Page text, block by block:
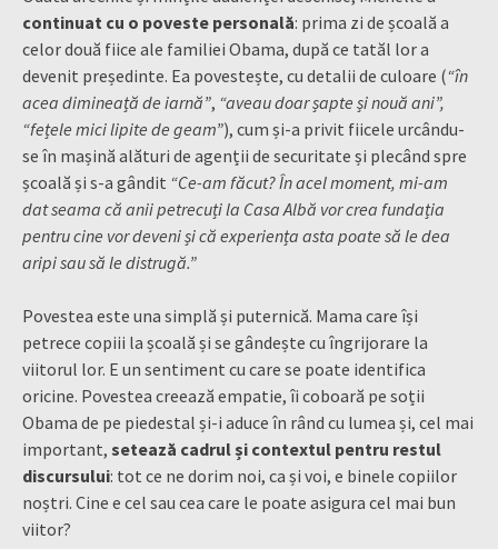
continuat cu o poveste personală: prima zi de școală a
celor două fiice ale familiei Obama, după ce tatăl lor a
devenit președinte. Ea povestește, cu detalii de culoare (“în
acea dimineață de iarnă”, “aveau doar șapte și nouă ani”,
“fețele mici lipite de geam”), cum și-a privit fiicele urcându-
se în mașină alături de agenții de securitate și plecând spre
școală și s-a gândit “Ce-am făcut? În acel moment, mi-am
dat seama că anii petrecuți la Casa Albă vor crea fundația
pentru cine vor deveni și că experiența asta poate să le dea
aripi sau să le distrugă.”
Povestea este una simplă și puternică. Mama care își
petrece copiii la școală și se gândește cu îngrijorare la
viitorul lor. E un sentiment cu care se poate identifica
oricine. Povestea creează empatie, îi coboară pe soții
Obama de pe piedestal și-i aduce în rând cu lumea și, cel mai
important, setează cadrul și contextul pentru restul
discursului: tot ce ne dorim noi, ca și voi, e binele copiilor
noștri. Cine e cel sau cea care le poate asigura cel mai bun
viitor?